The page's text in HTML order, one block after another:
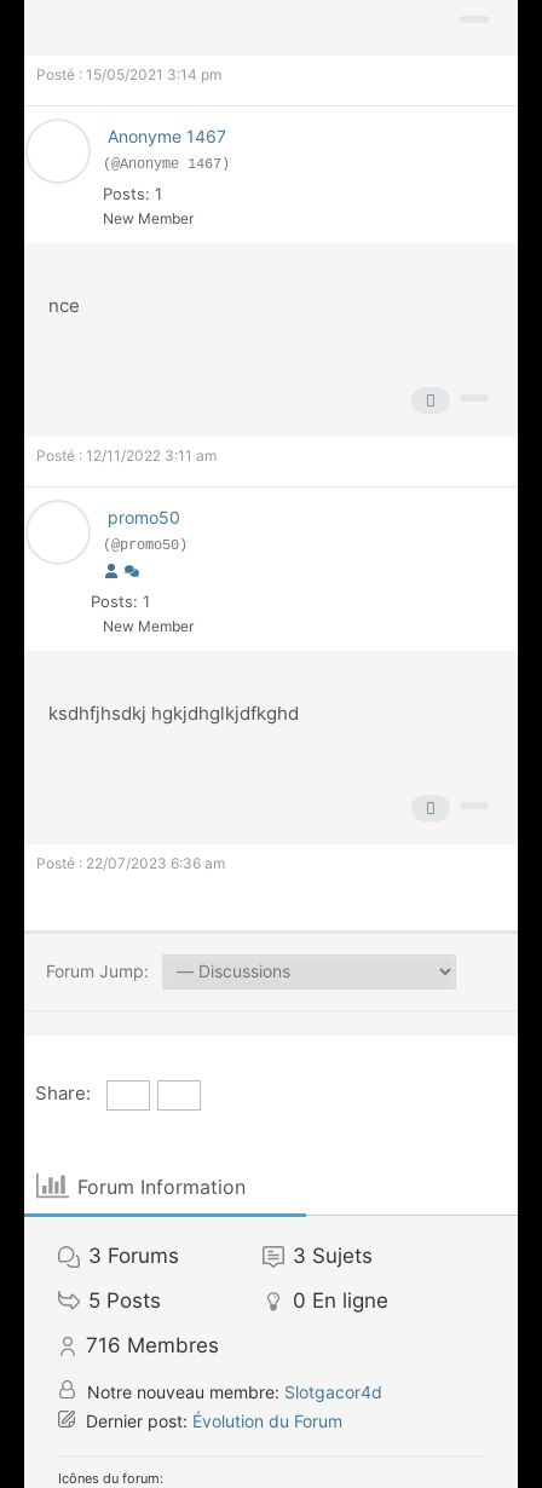
Posté : 15/05/2021 3:14 pm
Anonyme 1467
(@Anonyme 1467)
Posts: 1
New Member
nce
Posté : 12/11/2022 3:11 am
promo50
(@promo50)
Posts: 1
New Member
ksdhfjhsdkj hgkjdhglkjdfkghd
Posté : 22/07/2023 6:36 am
Forum Jump:
Share:
Forum Information
3 Forums 3 Sujets
5 Posts 0 En ligne
716 Membres
Notre nouveau membre: Slotgacor4d
Dernier post: Évolution du Forum
Icônes du forum: